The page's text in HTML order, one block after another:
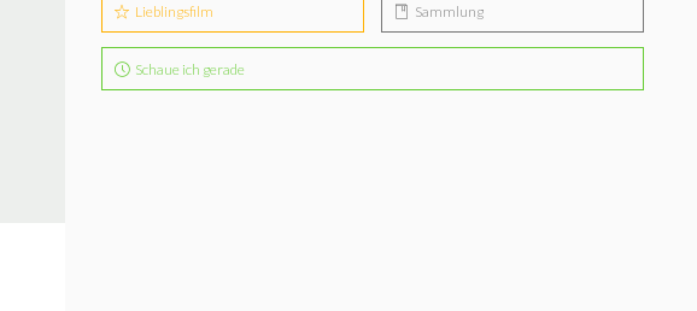
Lieblingsfilm Sammlung
Schaue ich gerade